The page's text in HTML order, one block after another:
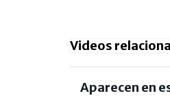
Videos
Aparecen en